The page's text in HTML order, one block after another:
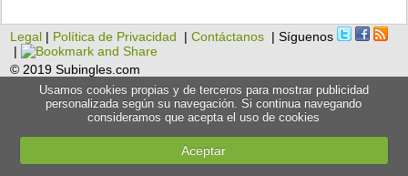
Legal | Política de Privacidad |Contáctanos | Síguenos
|
© 2019 Subingles.com
Usamos cookies propias y de terceros para mostrar publicidad
personalizada según su navegación. Si continua navegando
consideramos que acepta el uso de cookies
Aceptar